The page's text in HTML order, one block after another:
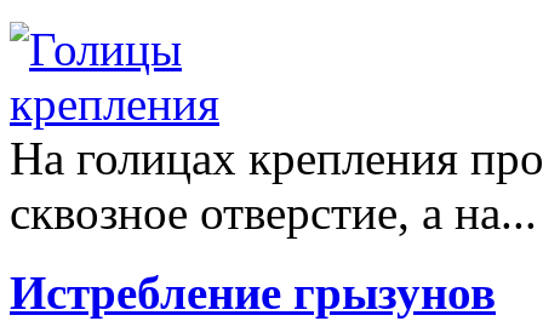
На голицах крепления
сквозное отверстие, а
Истребление грызунов